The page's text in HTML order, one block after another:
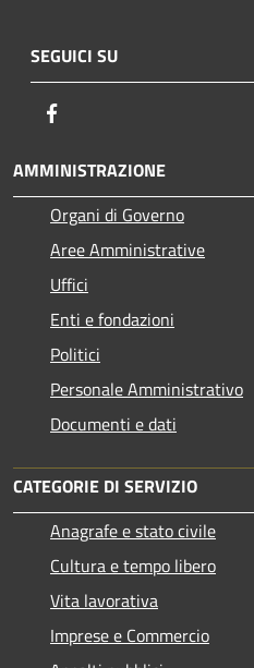
SEGUICI SU
AMMINISTRAZIONE
Organi di Governo
Aree Amministrative
Uffici
Enti e fondazioni
Politici
Personale Amministrativo
Documenti e dati
CATEGORIE DI SERVIZIO
Anagrafe e stato civile
Cultura e tempo libero
Vita lavorativa
Imprese e Commercio